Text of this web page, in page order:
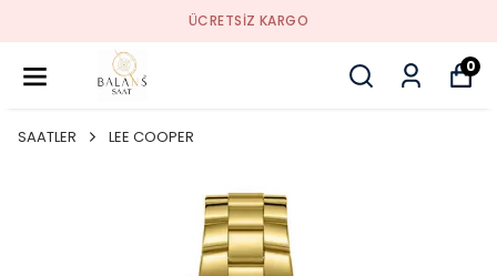
ÜCRETSIZ KARGO
0
SAATLER LEE COOPER